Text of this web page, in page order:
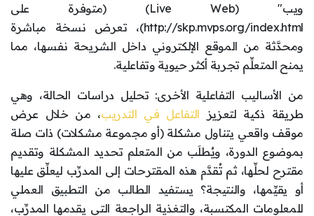
ويب" (Live Web) (متوفرة على
http://skp.mvps.org/index.html)، تعرض نسخة مباشرة
ومحدَّثة من الموقع الإلكتروني داخل الشريحة نفسها، مما
يمنح المتعلِّم تجربة أكثر حيوية وتفاعلية.
من الأساليب التفاعلية الأخرى: تحليل دراسات الحالة، وهي
طريقة ذكية لتعزيز التفاعل في التدريب، من خلال عرض
موقف واقعي يتناول مشكلة (أو مجموعة مشكلات) ذات صلة
بموضوع الدورة، ويُطلَب من المتعلم تحديد المشكلة وتقديم
مقترح لحلِّها، ثم تُقدَّم هذه المقترحات إلى المدرِّب ليعلِّق عليها
أو يقيِّمها، والنتيجة؟ يستفيد الطالب من التطبيق العملي
للمعلومات المكتسبة، والتغذية الراجعة التي يقدمها المدرِّب،